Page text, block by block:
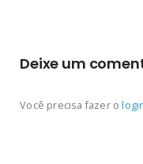
Deixe um
Você precisa fazer o